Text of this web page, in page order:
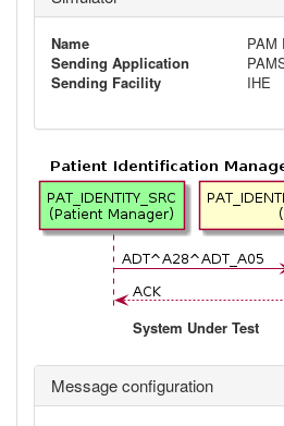
Name
PAM
Sending Application
Sending Facility
IHE
System Under Test
Message configuration